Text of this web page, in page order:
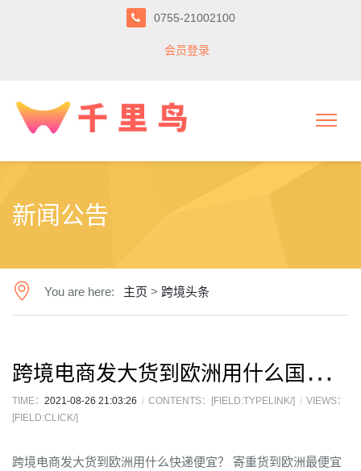
0755-21002100
会员登录
新闻公告
You are here: 主页 > 跨境头条
跨
境电商发大货到欧洲用什么国际快递便宜？
TIME： 2021-08-26 21:03:26 CONTENTS：[FIELD:TYPELINK/]
VIEWS：
[FIELD:CLICK/]
跨境电商发大货到欧洲用什么快递便宜？ 寄重货到欧洲最便宜